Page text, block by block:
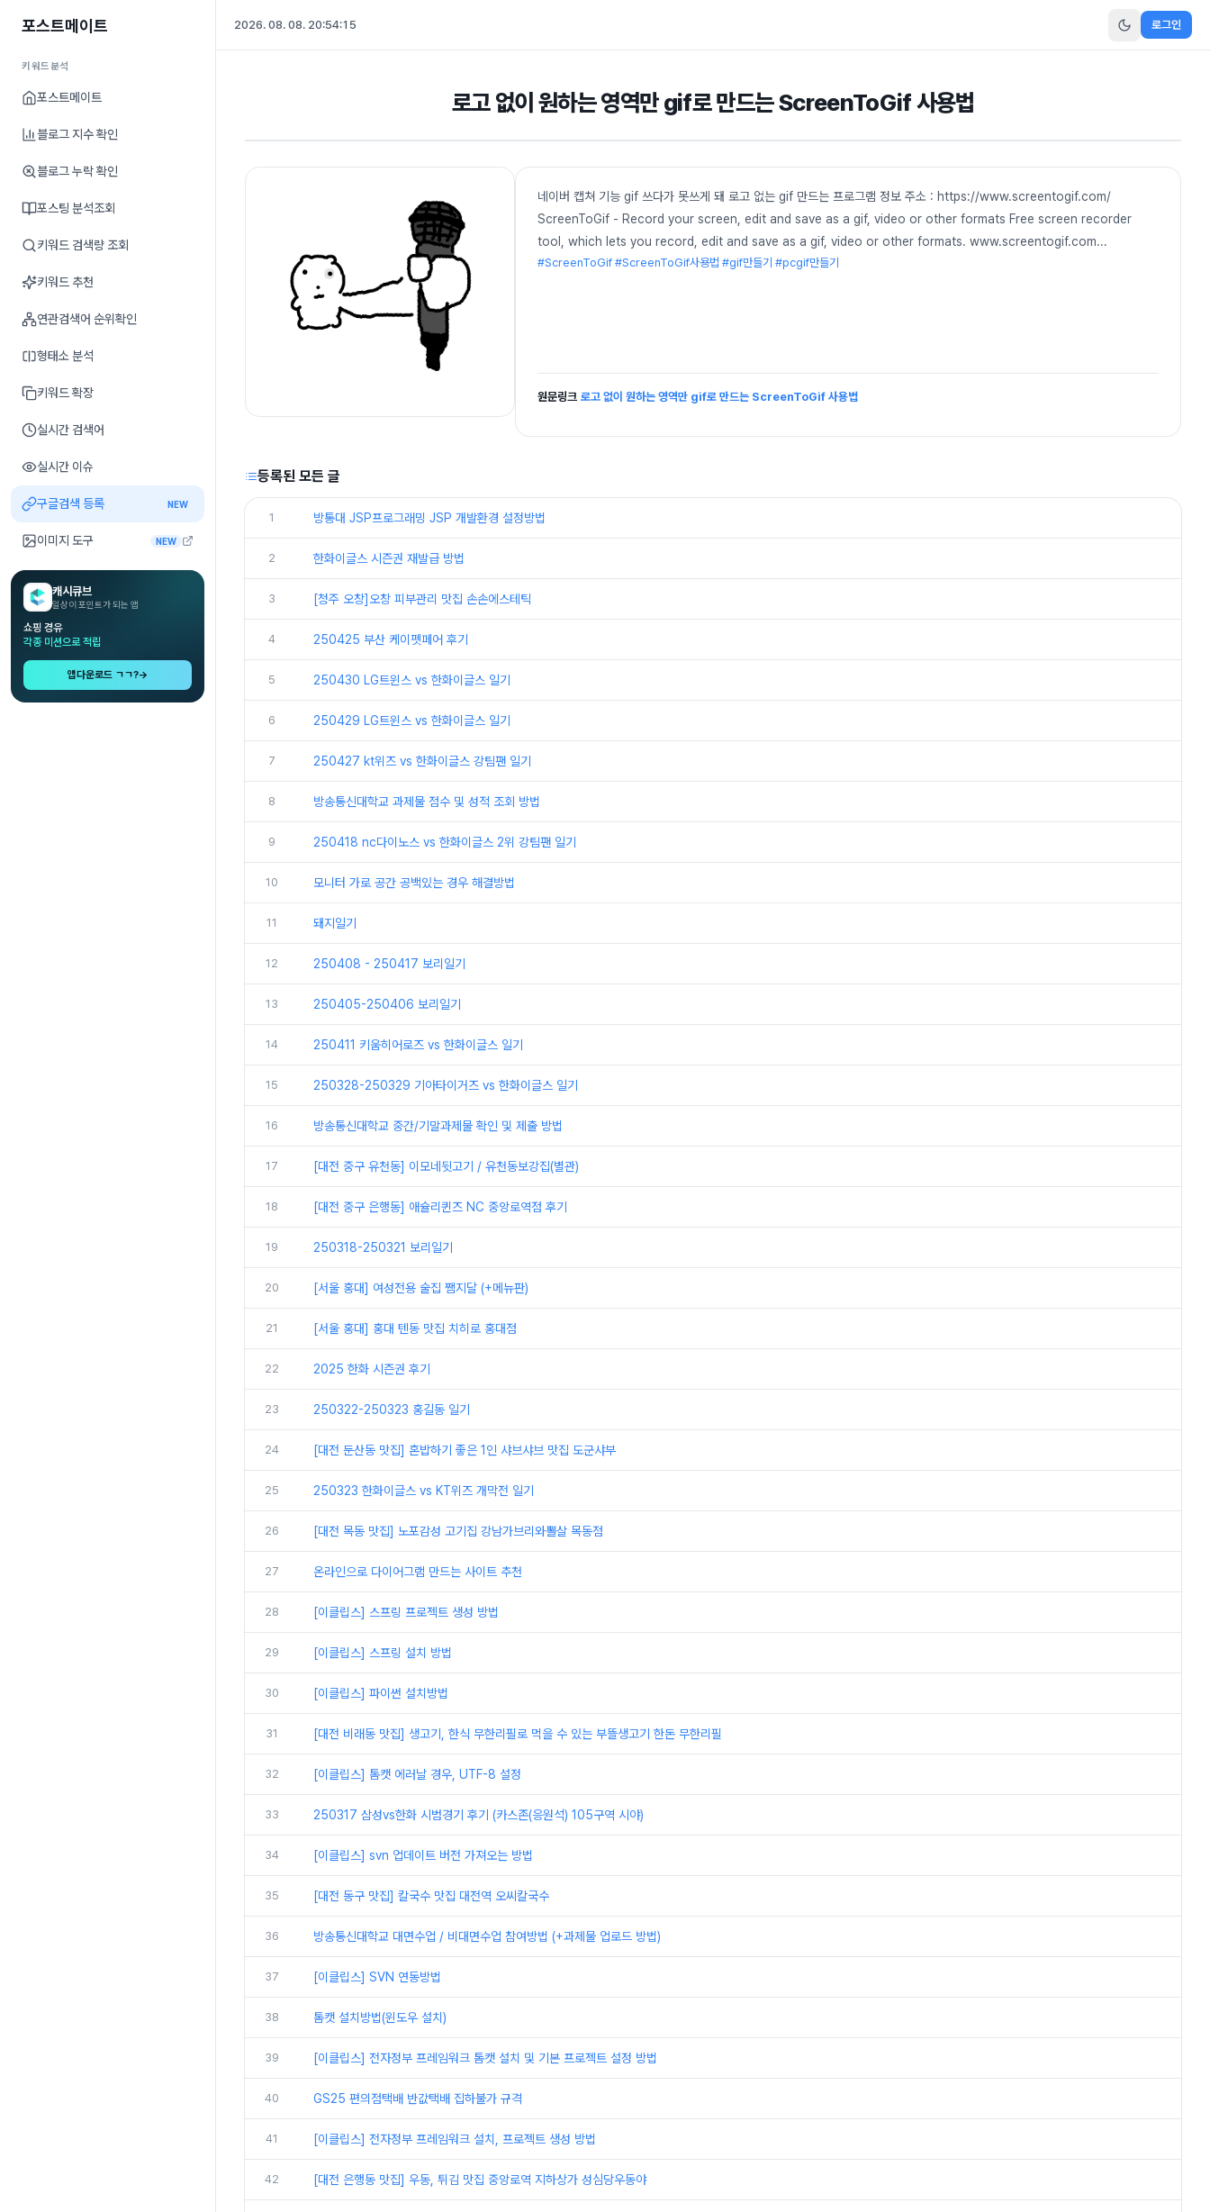
포스트메이트
키워드분석
포스트메이트
블로그 지수 확인
블로그 누락 확인
포스팅 분석조회
키워드 검색량 조회
키워드 추천
연관검색어 순위확인
형태소 분석
키워드 확장
실시간 검색어
실시간 이슈
구글검색 등록 NEW
이미지 도구 NEW
캐시큐브
일상이 포인트가 되는 앱
쇼핑 경유
각종 미션으로 적립
앱다운로드 ㄱㄱ?→
2026. 08. 08. 20:54:16 로그인
로고 없이 원하는 영역만 gif로 만드는 ScreenToGif 사용법
네이버 캡쳐 기능 gif 쓰다가 못쓰게 돼 로고 없는 gif 만드는 프로그램 정보 주소 : https://www.screentogif.com/
ScreenToGif - Record your screen, edit and save as a gif, video or other formats Free screen recorder
tool, which lets you record, edit and save as a gif, video or other formats. www.screentogif.com...
#ScreenToGif #ScreenToGif사용법 #gif만들기 #pcgif만들기
원문링크 로고 없이 원하는 영역만 gif로 만드는 ScreenToGif 사용법
등록된 모든 글
1 방통대 JSP프로그래밍 JSP 개발환경 설정방법
2 한화이글스 시즌권 재발급 방법
3 [청주 오창]오창 피부관리 맛집 손손에스테틱
4 250425 부산 케이펫페어 후기
5 250430 LG트윈스 vs 한화이글스 일기
6 250429 LG트윈스 vs 한화이글스 일기
7 250427 kt위즈 vs 한화이글스 강팀팬 일기
8 방송통신대학교 과제물 점수 및 성적 조회 방법
9 250418 nc다이노스 vs 한화이글스 2위 강팀팬 일기
10 모니터 가로 공간 공백있는 경우 해결방법
11 돼지일기
12 250408 - 250417 보리일기
13 250405-250406 보리일기
14 250411 키움히어로즈 vs 한화이글스 일기
15 250328-250329 기아타이거즈 vs 한화이글스 일기
16 방송통신대학교 중간/기말과제물 확인 및 제출 방법
17 [대전 중구 유천동] 이모네뒷고기 / 유천동보강집(별관)
18 [대전 중구 은행동] 애슐리퀸즈 NC 중앙로역점 후기
19 250318-250321 보리일기
20 [서울 홍대] 여성전용 술집 쨈지달 (+메뉴판)
21 [서울 홍대] 홍대 텐동 맛집 치히로 홍대점
22 2025 한화 시즌권 후기
23 250322-250323 홍길동 일기
24 [대전 둔산동 맛집] 혼밥하기 좋은 1인 샤브샤브 맛집 도군샤부
25 250323 한화이글스 vs KT위즈 개막전 일기
26 [대전 목동 맛집] 노포감성 고기집 강남가브리와뽈살 목동점
27 온라인으로 다이어그램 만드는 사이트 추천
28 [이클립스] 스프링 프로젝트 생성 방법
29 [이클립스] 스프링 설치 방법
30 [이클립스] 파이썬 설치방법
31 [대전 비래동 맛집] 생고기, 한식 무한리필로 먹을 수 있는 부뜰생고기 한돈 무한리필
32 [이클립스] 톰캣 에러날 경우, UTF-8 설정
33 250317 삼성vs한화 시범경기 후기 (카스존(응원석) 105구역 시야)
34 [이클립스] svn 업데이트 버전 가져오는 방법
35 [대전 동구 맛집] 칼국수 맛집 대전역 오씨칼국수
36 방송통신대학교 대면수업 / 비대면수업 참여방법 (+과제물 업로드 방법)
37 [이클립스] SVN 연동방법
38 톰캣 설치방법(윈도우 설치)
39 [이클립스] 전자정부 프레임워크 톰캣 설치 및 기본 프로젝트 설정 방법
40 GS25 편의점택배 반값택배 집하불가 규격
41 [이클립스] 전자정부 프레임워크 설치, 프로젝트 생성 방법
42 [대전 은행동 맛집] 우동, 튀김 맛집 중앙로역 지하상가 성심당우동야